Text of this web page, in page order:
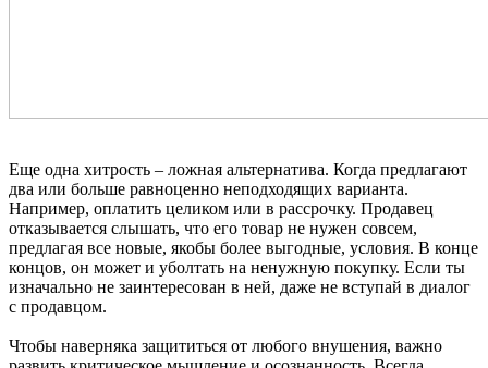
Еще одна хитрость – ложная альтернатива. Когда предлагают
два или больше равноценно неподходящих варианта.
Например, оплатить целиком или в рассрочку. Продавец
отказывается слышать, что его товар не нужен совсем,
предлагая все новые, якобы более выгодные, условия. В конце
концов, он может и уболтать на ненужную покупку. Если ты
изначально не заинтересован в ней, даже не вступай в диалог
с продавцом.
Чтобы наверняка защититься от любого внушения, важно